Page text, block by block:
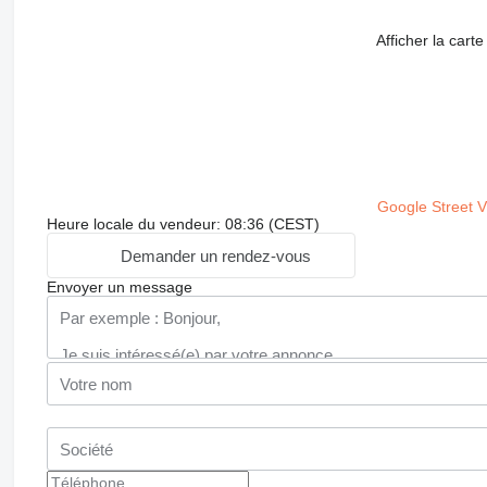
Afficher la carte
Google Street
Heure locale du vendeur: 08:36 (CEST)
Demander un rendez-vous
Envoyer un message